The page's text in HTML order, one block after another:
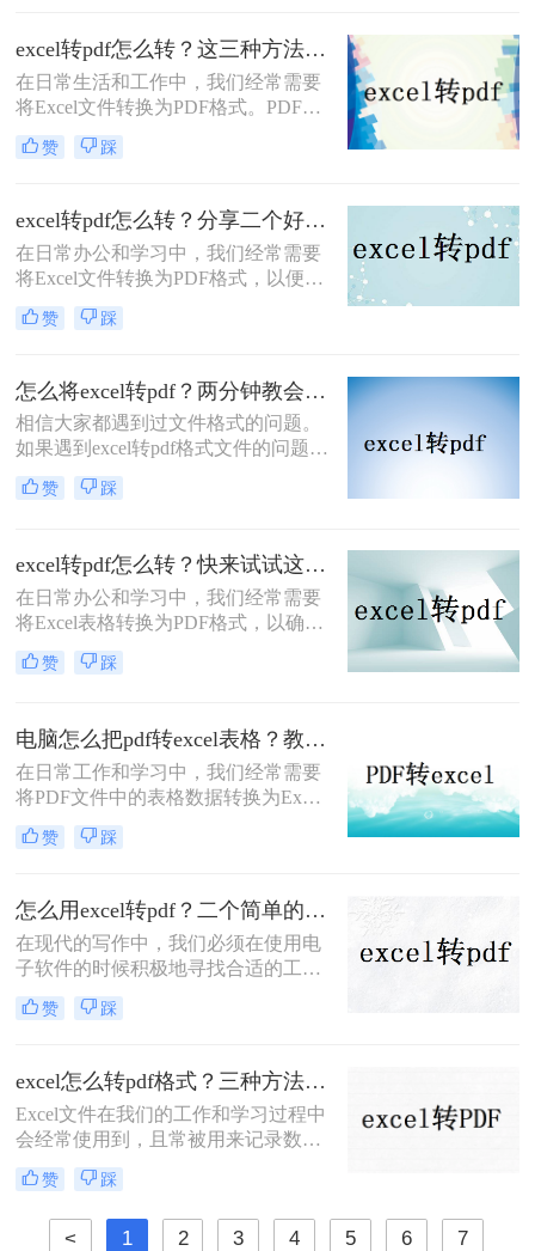
络上发达的网络资源，您可以快速实
现，那么excel转怎么换成pdf呢？，下
面就教您如何轻松地将excel表格转pdf
格式文件。
excel转pdf怎么转？这三种方法很好用！
在日常生活和工作中，我们经常需要
将Excel文件转换为PDF格式。PDF格
式的文件具有跨平台、跨设备的特
点，能够确保文档在不同环境下的一
呢？本文将为您介绍三种简单易行的
Excel转PDF方法。
赞 踩
excel转pdf怎么转？分享二个好用的转换方法！
在日常办公和学习中，我们经常需要
将Excel文件转换为PDF格式，以便更
好地保存、分享和打印。那么excel转
pdf怎么转呢？本文将介绍两种将
赞 踩
怎么将excel转pdf？两分钟教会你两个方法
相信大家都遇到过文件格式的问题。
如果遇到excel转pdf格式文件的问题，
大家是怎么解决的呢？当您遇到文件
转换问题时，您可以使用专业的excel
如果你还不知道的话，那么下面小编
就和大家分享一下怎么将excel转pdf的
操作。
赞 踩
excel转pdf怎么转？快来试试这3种方法！
在日常办公和学习中，我们经常需要
将Excel表格转换为PDF格式，以确保
数据的稳定性和可读性。那么excel转
pdf怎么转呢？本文将介绍三种将
转换。
赞 踩
电脑怎么把pdf转excel表格？教你2招，轻松解决pdf格式转换!
在日常工作和学习中，我们经常需要
将PDF文件中的表格数据转换为Excel
格式，以便于进行编辑、分析和处
理。然而，由于PDF文件的特殊性
么电脑怎么把PDF转Excel表格呢？本
文将为您介绍两种在电脑上将PDF转
换为Excel表格的高效方法。
赞 踩
怎么用excel转pdf？二个简单的转换方法安利给你们
在现代的写作中，我们必须在使用电
子软件的时候积极地寻找合适的工具
来完成文章的撰写。其中，Excel是我
们最常用的软件之一，它能够帮助我
分析工作。但是，有时候我们需要将
Exce表格转化成PDF格式，这是为了
更好地保存数据或者向他人分享数据
的一种方式。本文将详细介绍怎么用
excel转pdf。
赞 踩
excel怎么转pdf格式？三种方法可以解决！
Excel文件在我们的工作和学习过程中
会经常使用到，且常被用来记录数据
和计算数值。但Excel文件也存在一些
缺点，如：不便于传输和观看，以及
不小心修改数据会造成重大损失。为
避免这些问题，需要将其转换为PDF
赞 踩
< 1 2 3 4 5 6 7